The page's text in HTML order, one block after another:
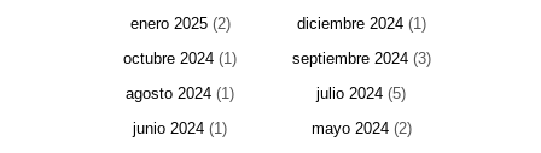
enero 2025(2) diciembre 2024(1)
octubre 2024 (1) septiembre 2024(3)
agosto 2024 (1) julio 2024 (5)
junio 2024 (1) mayo 2024(2)